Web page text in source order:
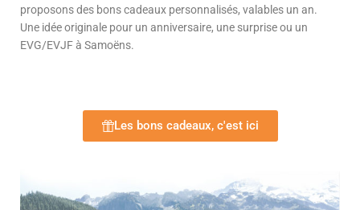
proposons des bons cadeaux personnalisés, valables un an.
Une idée originale pour un anniversaire, une surprise ou un
EVG/EVJF à Samoëns.
Les bons cadeaux, c'est ici